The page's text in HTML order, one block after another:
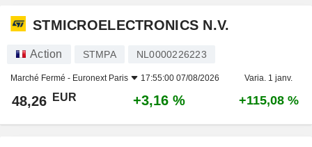
STMICROELECTRONICS N.V.
Action STMPA NL0000226223
Marché Fermé - Euronext Paris 17:55:00 07/08/2026 Varia. 1 janv.
48,26 EUR +3,16 % +115,08 %